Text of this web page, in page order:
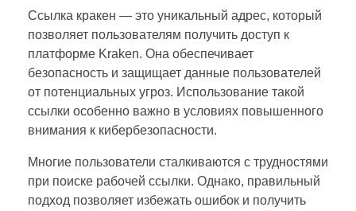
Ссылка кракен — это уникальный адрес, который
позволяет пользователям получить доступ к
платформе Kraken. Она обеспечивает
безопасность и защищает данные пользователей
от потенциальных угроз. Использование такой
ссылки особенно важно в условиях повышенного
внимания к кибербезопасности.
Многие пользователи сталкиваются с трудностями
при поиске рабочей ссылки. Однако, правильный
подход позволяет избежать ошибок и получить